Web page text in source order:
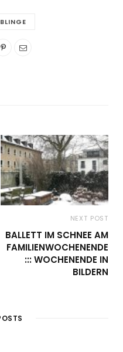
NEXT POST
BALLETT IM SCHNEE AM
FAMILIENWOCHENENDE
::: WOCHENENDE IN
BILDERN